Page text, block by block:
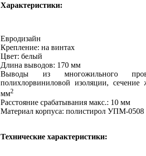
Характеристики:
Евродизайн
Крепление: на винтах
Цвет: белый
Длина выводов: 170 мм
Выводы из многожильного
полихлорвиниловой изоляции,
мм2
Расстояние срабатывания макс.: 10 мм
Материал корпуса: полистирол УПМ-0508
Технические характеристики: